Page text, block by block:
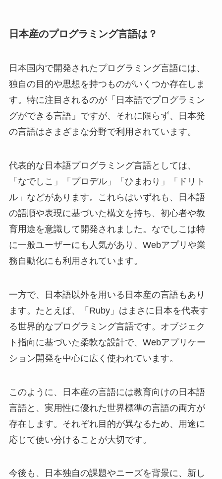
日本産のプログラミング言語は？
日本国内で開発されたプログラミング言語には、
独自の目的や思想を持つものがいくつか存在しま
す。特に注目されるのが「日本語でプログラミン
グができる言語」ですが、それに限らず、日本発
の言語はさまざまな分野で利用されています。
代表的な日本語プログラミング言語としては、
「なでしこ」「プロデル」「ひまわり」「ドリト
ル」などがあります。これらはいずれも、日本語
の語順や表現に基づいた構文を持ち、初心者や教
育用途を意識して開発されました。なでしこは特
に一般ユーザーにも人気があり、Webアプリや業
務自動化にも利用されています。
一方で、日本語以外を用いる日本産の言語もあり
ます。たとえば、「Ruby」はまさに日本を代表す
る世界的なプログラミング言語です。オブジェク
ト指向に基づいた柔軟な設計で、Webアプリケー
ション開発を中心に広く使われています。
このように、日本産の言語には教育向けの日本語
言語と、実用性に優れた世界標準の言語の両方が
存在します。それぞれ目的が異なるため、用途に
応じて使い分けることが大切です。
今後も、日本独自の課題やニーズを背景に、新し